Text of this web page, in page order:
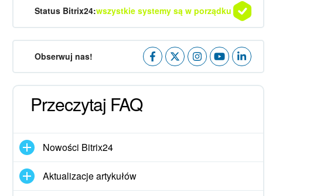
Status Bitrix24:wszystkie systemy są w porządku
Obserwuj nas!
Przeczytaj FAQ
Nowości Bitrix24
Aktualizacje artykułów